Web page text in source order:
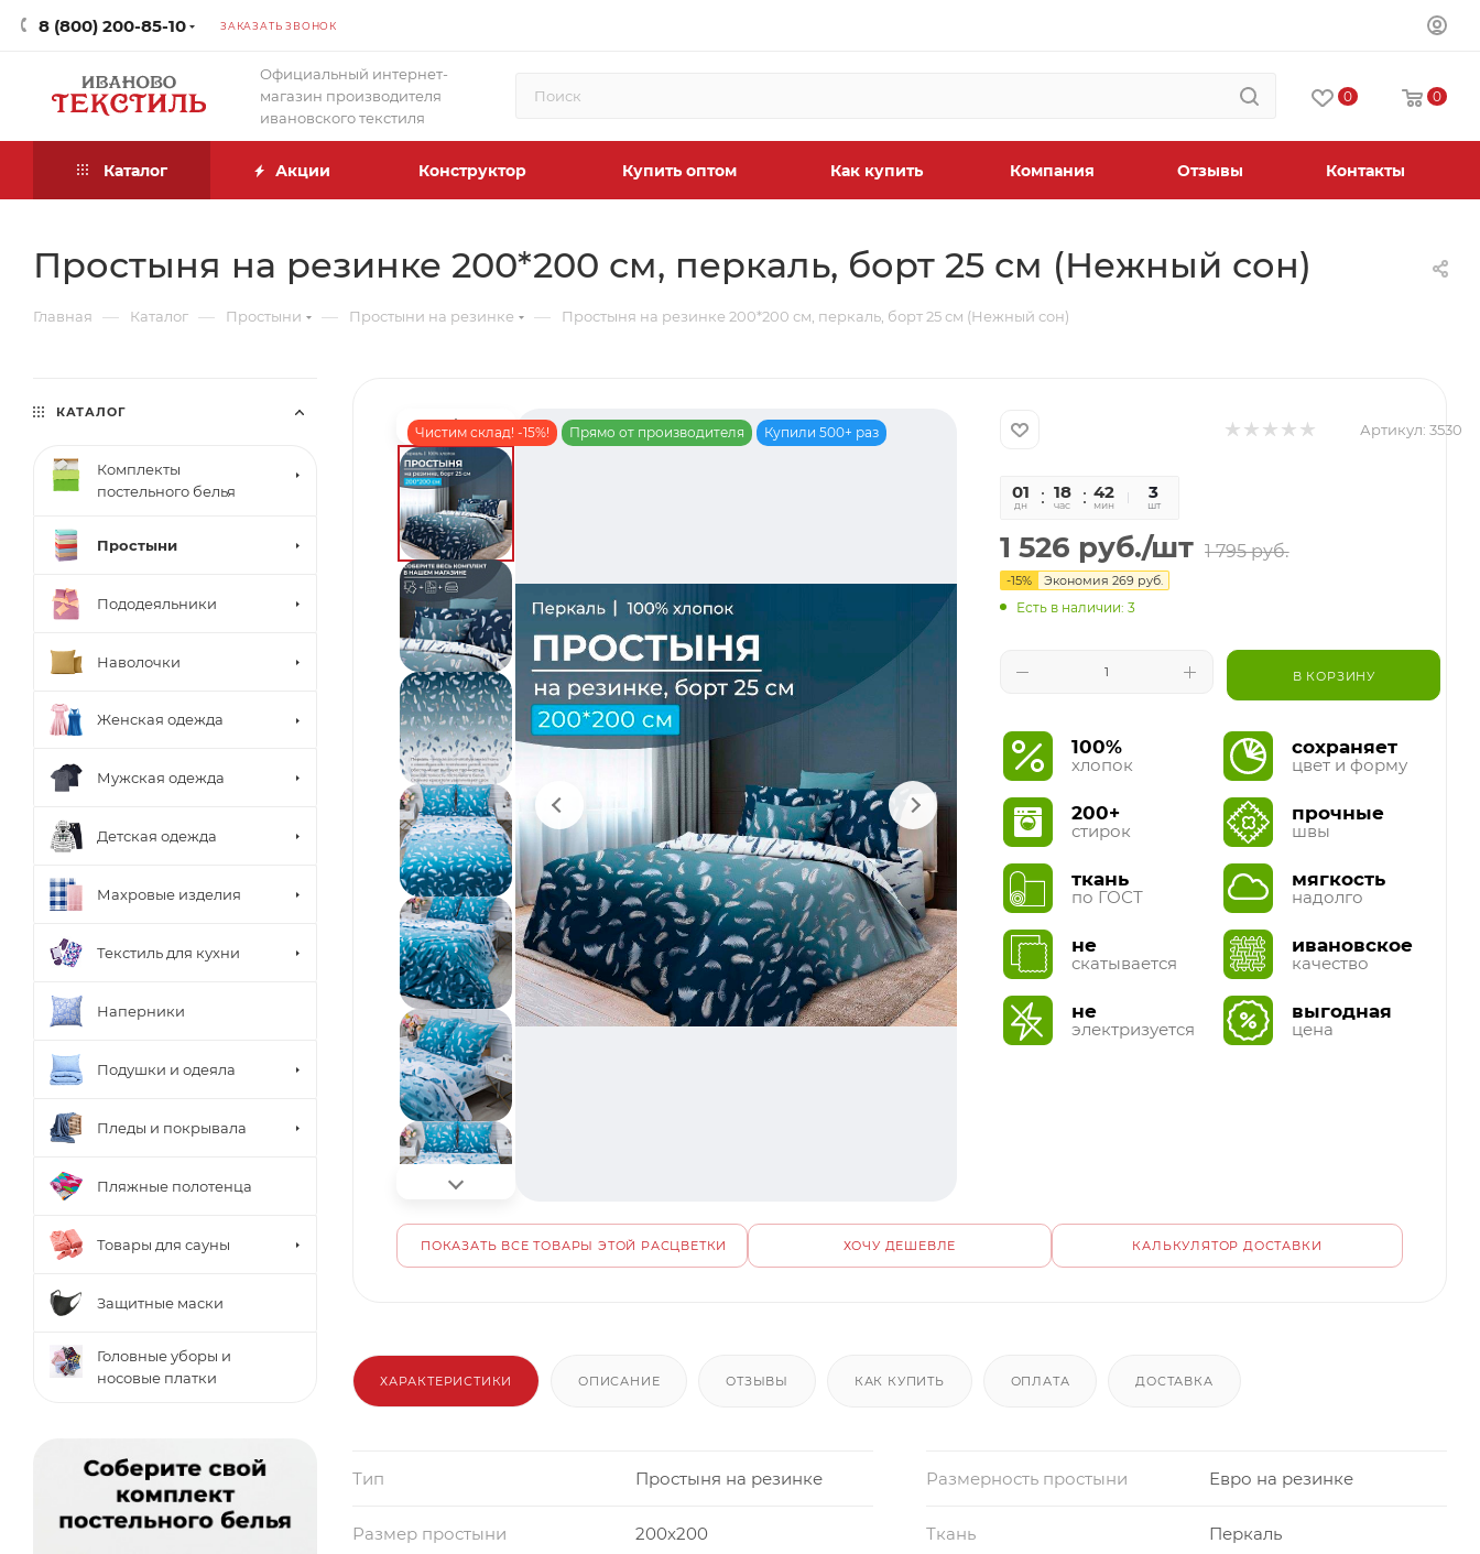
8 (800) 200-85-10 ЗАКАЗАТЬ ЗВОНОК
Официальный интернет-
магазин производителя
ивановского текстиля
0 0
Каталог Акции Конструктор Купить оптом Как купить Компания Отзывы Контакты
Простыня на резинке 200*200 см, перкаль, борт 25 см (Нежный сон)
Главная — Каталог — Простыни — Простыни на резинке — Простыня на резинке 200*200 см, перкаль, борт 25 см (Нежный сон)
Чистим склад! -15%! Прямо от производителя Купили 500+ раз Артикул: 3530
01
дн
18
час
42
мин
21
сек
3
шт
1 526 руб./шт 1 795руб.
-15% Экономия269 руб.
Есть в наличии: 3
В КОРЗИНУ
100%
хлопок
200+
стирок
ткань
по ГОСТ
не
скатывается
не
электризуется
сохраняет
цвет и форму
прочные
швы
мягкость
надолго
ивановское
качество
выгодная
цена
ПОКАЗАТЬ ВСЕ ТОВАРЫ ЭТОЙ РАСЦВЕТКИ ХОЧУ ДЕШЕВЛЕ КАЛЬКУЛЯТОР ДОСТАВКИ
ХАРАКТЕРИСТИКИ ОПИСАНИЕ ОТЗЫВЫ КАК КУПИТЬ ОПЛАТА ДОСТАВКА
Тип Простыня на резинке Размерность простыни Евро на резинке
Размер простыни 200x200 Ткань Перкаль
КАТАЛОГ
Комплекты
постельного белья
Простыни
Пододеяльники
Наволочки
Женская одежда
Мужская одежда
Детская одежда
Махровые изделия
Текстиль для кухни
Наперники
Подушки и одеяла
Пледы и покрывала
Пляжные полотенца
Товары для сауны
Защитные маски
Головные уборы и
носовые платки